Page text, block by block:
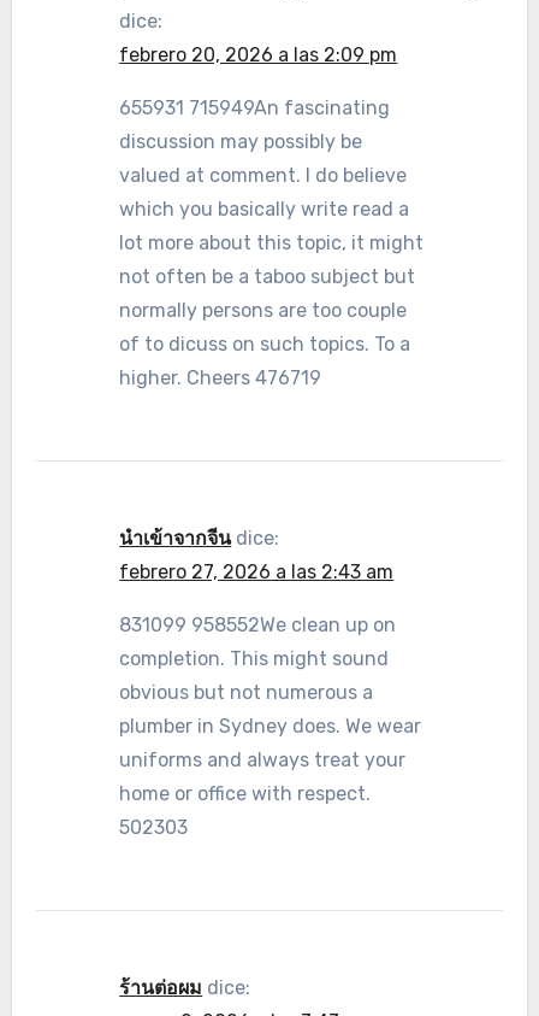
dice:
febrero 20, 2026 a las 2:09 pm
655931 715949An fascinating
discussion may possibly be
valued at comment. I do believe
which you basically write read a
lot more about this topic, it might
not often be a taboo subject but
normally persons are too couple
of to dicuss on such topics. To a
higher. Cheers 476719
นำเข้าจากจีน dice:
febrero 27, 2026 a las 2:43 am
831099 958552We clean up on
completion. This might sound
obvious but not numerous a
plumber in Sydney does. We wear
uniforms and always treat your
home or office with respect.
502303
ร้านต่อผม dice: